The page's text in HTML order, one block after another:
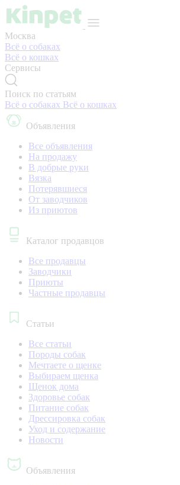
Москва
Всё о собаках
Всё о кошках
Сервисы
Поиск по статьям
Всё о собаках Всё о кошках
Объявления
Все объявления
На продажу
В добрые руки
Вязка
Потерявшиеся
От заводчиков
Из приютов
Каталог продавцов
Все продавцы
Заводчики
Приюты
Частные продавцы
Статьи
Все статьи
Породы собак
Мечтаете о щенке
Выбираем щенка
Щенок дома
Здоровье собак
Питание собак
Дрессировка собак
Уход и содержание
Новости
Объявления